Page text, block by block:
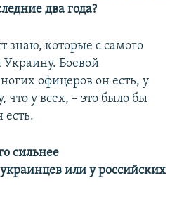
два года?
знаю, которые с самого
Украину. Боевой
офицеров он есть, у
что у всех, – это было бы
есть.
сильнее
или у российских